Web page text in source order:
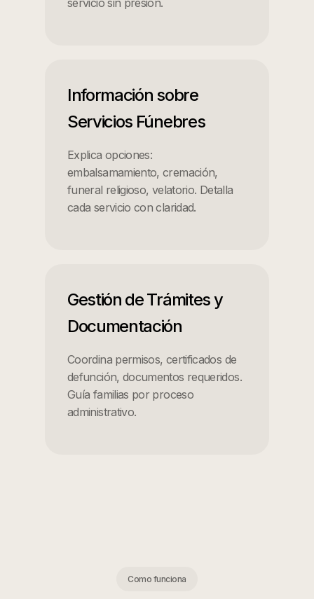
servicio sin presión.
Información sobre
Servicios Fúnebres
Explica opciones:
embalsamamiento, cremación,
funeral religioso, velatorio. Detalla
cada servicio con claridad.
Gestión de Trámites y
Documentación
Coordina permisos, certificados de
defunción, documentos requeridos.
Guía familias por proceso
administrativo.
Como funciona